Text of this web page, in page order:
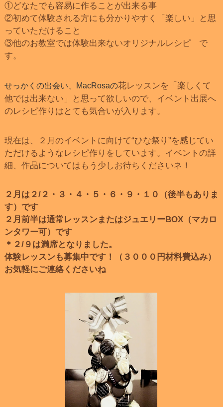
①どなたでも容易に作ることが出来る事
②初めて体験される方にも分かりやすく「楽しい」と思
っていただけること
③他のお教室では体験出来ないオリジナルレシピ で
す。
せっかくの出会い、MacRosaの花レッスンを「楽しくて
他では出来ない」と思って欲しいので、イベント出展へ
のレシピ作りはとても気合いが入ります。
現在は、２月のイベントに向けて“ひな祭り”を感じてい
ただけるようなレシピ作りをしています。イベントの詳
細、作品についてはもう少しお待ちくださいネ！
２月は２/２・３・４・５・６・ ９・１０（後半もありま
す）です
２月前半は通常レッスンまたはジュエリーBOX（マカロ
ンタワー可）です
＊２/９は満席となりました。
体験レッスンも募集中です！（３０００円材料費込み）
お気軽にご連絡くださいね